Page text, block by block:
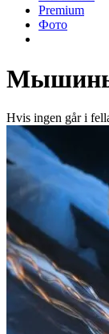
Premium
Фото
Hvis ingen går i